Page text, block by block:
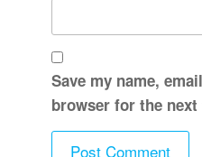
Save my name,
browser for the